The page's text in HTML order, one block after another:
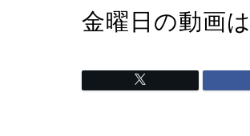
金曜日の動画